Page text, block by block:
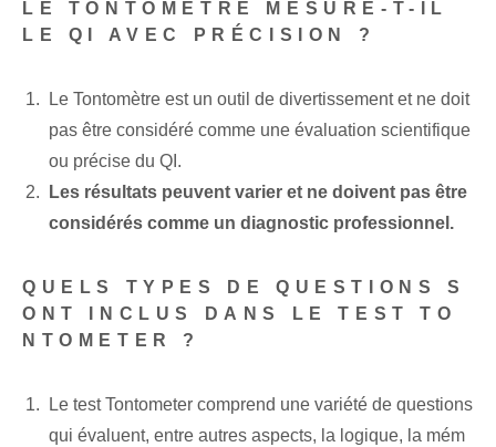
LE TONTOMÈTRE MESURE-T-IL
LE QI AVEC PRÉCISION ?
Le Tontomètre est un outil de divertissement et ne doit
pas être considéré comme une évaluation scientifique
ou précise du QI.
Les résultats peuvent varier et ne doivent pas être
considérés comme un diagnostic professionnel.
QUELS TYPES DE QUESTIONS S
ONT INCLUS DANS LE TEST TO
NTOMETER ?
Le test Tontometer comprend une variété de questions
qui évaluent, entre autres aspects, la logique, la mém